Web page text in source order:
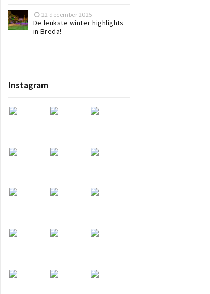
22 december 2025
De leukste winter highlights
in Breda!
Instagram